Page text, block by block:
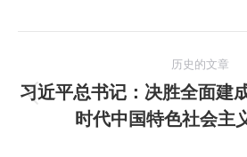
章
历史的文章
历
史
习近平总书记：决胜全面建
时代中国特色社会主